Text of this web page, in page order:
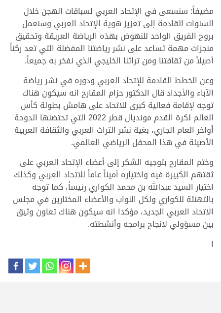
مضيفاً: سنسعى في الإتحاد العربي لسباقات الهجن خلال
السنوات القادمة إلى تعزيز هوية الإتحاد العربي وسنعمل
بروح الفريق الواحد للنهوض بهذه الرياضة العريقة وتحقيق
منجزات مهمة تساعد على نشر رياضتنا المفضلة التي تعد ركناً
أصيلاً من ثقافتنا ومن تراثنا الخليجي الذي نفخر به جميعاً.
وعن الخطط القادمة للإتحاد العربي ودوره في نشر رياضة
الآباء والأجداد قال الدكتور حزام المقارح انه سيكون هناك
توجه لإقامة فعالية كبرى للاتحاد على هامش بطولة كأس
العالم لكرة القدم مونديال قطر 2022 التي تحتضنها الدوحة
أواخر العام الجاري، بغية نشر التراث العربي والثقافة العربية
الأصيلة في هذا المحفل الرياضي العالمي.
وختم المقارح بتوجيه الشكر إلى أعضاء الإتحاد العربي على
ثقتهم الكبيرة فيه واختياره أميناً عاماً للاتحاد العربي وكذلك
اختيار السيد عبدالله بن محمد الكواري رئيساً، كما توجه
بالتهنئة للكواري ولكل النواب والأعضاء المختارين في مجلس
الاتحاد العربي الجديد، مؤكدا انه سيكون هناك تعاون وثيق
بين مسؤولي لإنجاح برامجه وأنشطته.
ا